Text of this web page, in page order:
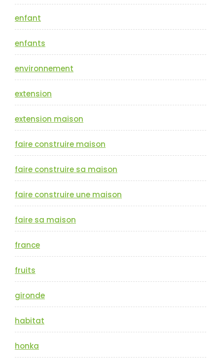
enfant
enfants
environnement
extension
extension maison
faire construire maison
faire construire sa maison
faire construire une maison
faire sa maison
france
fruits
gironde
habitat
honka